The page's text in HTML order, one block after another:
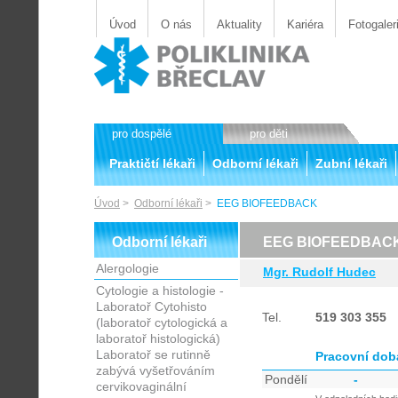
Úvod O nás Aktuality Kariéra
pro dospělé pro děti
Praktičtí lékaři Odborní lékaři Zubní lékaři
Úvod > Odborní lékaři > EEG BIOFEEDBACK
Odborní lékaři
Alergologie
Cytologie a histologie -
Laboratoř Cytohisto
(laboratoř cytologická a
laboratoř histologická)
Laboratoř se rutinně
zabývá vyšetřováním
cervikovaginální
EEG
Mgr. Rudolf Hudec
Tel. 519 303 355
Pracovní
Pondělí
-